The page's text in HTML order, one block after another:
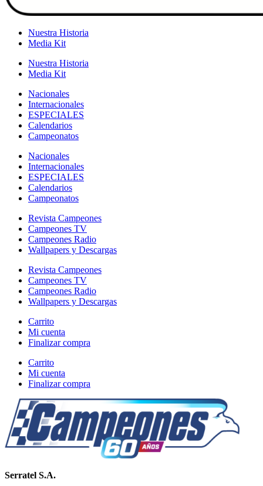
Nuestra Historia
Media Kit
Nuestra Historia
Media Kit
Nacionales
Internacionales
ESPECIALES
Calendarios
Campeonatos
Nacionales
Internacionales
ESPECIALES
Calendarios
Campeonatos
Revista Campeones
Campeones TV
Campeones Radio
Wallpapers y Descargas
Revista Campeones
Campeones TV
Campeones Radio
Wallpapers y Descargas
Carrito
Mi cuenta
Finalizar compra
Carrito
Mi cuenta
Finalizar compra
Serratel S.A.